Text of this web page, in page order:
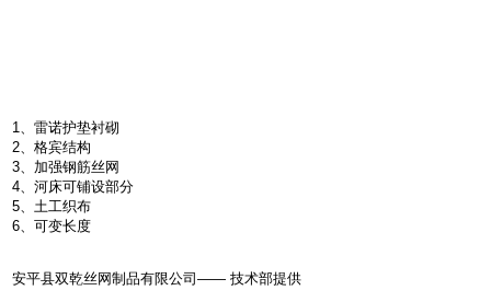
1、雷诺护垫衬砌
2、格宾结构
3、加强钢筋丝网
4、河床可铺设部分
5、土工织布
6、可变长度
安平县双乾丝网制品有限公司—— 技术部提供